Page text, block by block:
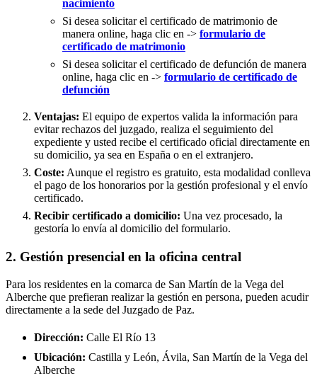
nacimiento
Si desea solicitar el certificado de matrimonio de
manera online, haga clic en -> formulario de
certificado de matrimonio
Si desea solicitar el certificado de defunción de manera
online, haga clic en -> formulario de certificado de
defunción
Ventajas: El equipo de expertos valida la información para
evitar rechazos del juzgado, realiza el seguimiento del
expediente y usted recibe el certificado oficial directamente en
su domicilio, ya sea en España o en el extranjero.
Coste: Aunque el registro es gratuito, esta modalidad conlleva
el pago de los honorarios por la gestión profesional y el envío
certificado.
Recibir certificado a domicilio: Una vez procesado, la
gestoría lo envía al domicilio del formulario.
2. Gestión presencial en la oficina central
Para los residentes en la comarca de San Martín de la Vega del
Alberche que prefieran realizar la gestión en persona, pueden acudir
directamente a la sede del Juzgado de Paz.
Dirección: Calle El Río 13
Ubicación: Castilla y León, Ávila, San Martín de la Vega del
Alberche